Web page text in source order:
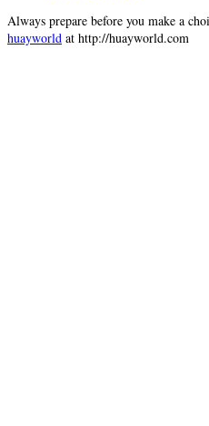
Always prepare before you make a
huayworld at http://huayworld.com